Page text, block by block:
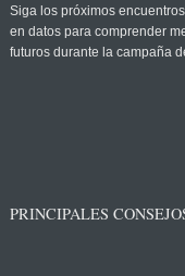
Siga los próximos
en datos para comprender
futuros durante la campaña
PRINCIPALES